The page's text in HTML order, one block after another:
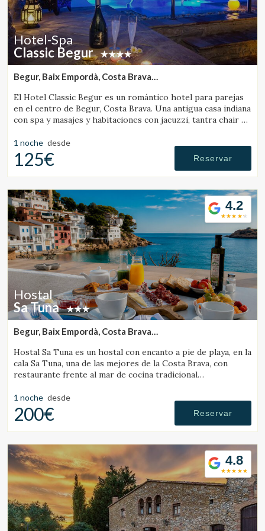
Hotel-Spa
Classic Begur
Begur, Baix Empordà, Costa Brava
El Hotel Classic Begur es un romántico hotel para parejas
en el centro de Begur, Costa Brava. Una antigua casa indiana
con spa y masajes y habitaciones con jacuzzi, tantra chair y
1 noche desde
125€ Reservar
4.2
Hostal
Sa Tuna
Begur, Baix Empordà, Costa Brava
Hostal Sa Tuna es un hostal con encanto a pie de playa, en la
cala Sa Tuna, una de las mejores de la Costa Brava, con
restaurante frente al mar de cocina tradicional
1 noche desde
200€ Reservar
4.8